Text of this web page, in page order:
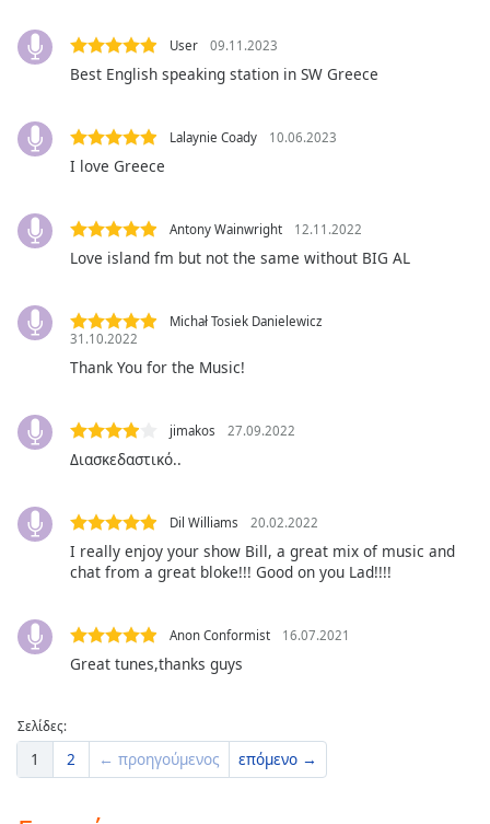
Audio
Track
in-
Picture
Fullscreen
Beginning
Escape
and
close
Text
Color
Opacity
Text
User 09.11.2023
Best English speaking station in SW Greece
Lalaynie Coady 10.06.2023
I love Greece
Antony Wainwright 12.11.2022
Love island fm but not the same without BIG AL
Michał Tosiek Danielewicz
31.10.2022
Thank You for the Music!
jimakos 27.09.2022
Διασκεδαστικό..
Dil Williams 20.02.2022
I really enjoy your show Bill, a great mix of music and
chat from a great bloke!!! Good on you Lad!!!!
Anon Conformist 16.07.2021
Great tunes,thanks guys
Σελίδες:
1 2 ← προηγούμενος επόμενο →